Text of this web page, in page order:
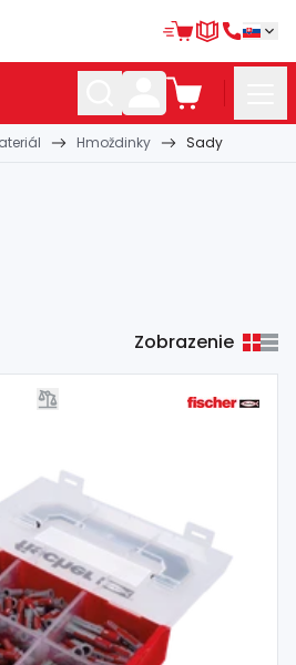
Hmoždinky Sady
Zobrazenie